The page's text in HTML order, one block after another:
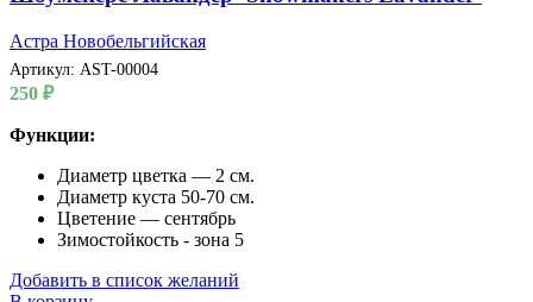
Астра Новобельгийская
Артикул: AST-00004
250 ₽
Функции:
Диаметр цветка — 2 см.
Диаметр куста 50-70 см.
Цветение — сентябрь
Зимостойкость - зона 5
Добавить в список желаний